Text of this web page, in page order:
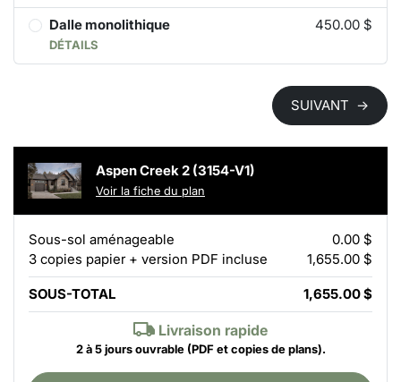
Dalle monolithique
DÉTAILS
450.00 $
SUIVANT →
Aspen Creek 2 (3154-V1)
Voir la fiche du plan
Sous-sol aménageable
0.00 $
3 copies papier + version PDF incluse
1,655.00 $
SOUS-TOTAL 1,655.00 $
Livraison rapide
2 à 5 jours ouvrable(PDF et copies de plans).